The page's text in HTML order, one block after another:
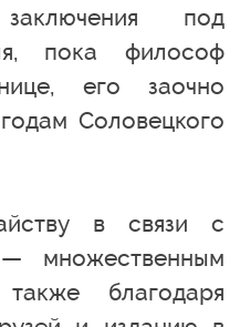
под
пока философ
его заочно
Соловецкого
в связи с
множественным
благодаря